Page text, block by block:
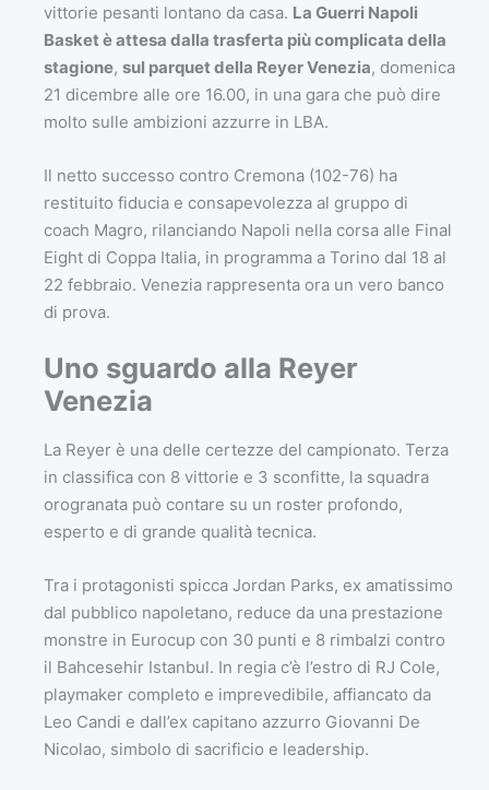
vittorie pesanti lontano da casa. La Guerri Napoli
Basket è attesa dalla trasferta più complicata della
stagione, sul parquet della Reyer Venezia, domenica
21 dicembre alle ore 16.00, in una gara che può dire
molto sulle ambizioni azzurre in LBA.
Il netto successo contro Cremona (102-76) ha
restituito fiducia e consapevolezza al gruppo di
coach Magro, rilanciando Napoli nella corsa alle Final
Eight di Coppa Italia, in programma a Torino dal 18 al
22 febbraio. Venezia rappresenta ora un vero banco
di prova.
Uno sguardo alla Reyer
Venezia
La Reyer è una delle certezze del campionato. Terza
in classifica con 8 vittorie e 3 sconfitte, la squadra
orogranata può contare su un roster profondo,
esperto e di grande qualità tecnica.
Tra i protagonisti spicca Jordan Parks, ex amatissimo
dal pubblico napoletano, reduce da una prestazione
monstre in Eurocup con 30 punti e 8 rimbalzi contro
il Bahcesehir Istanbul. In regia c’è l’estro di RJ Cole,
playmaker completo e imprevedibile, affiancato da
Leo Candi e dall’ex capitano azzurro Giovanni De
Nicolao, simbolo di sacrificio e leadership.